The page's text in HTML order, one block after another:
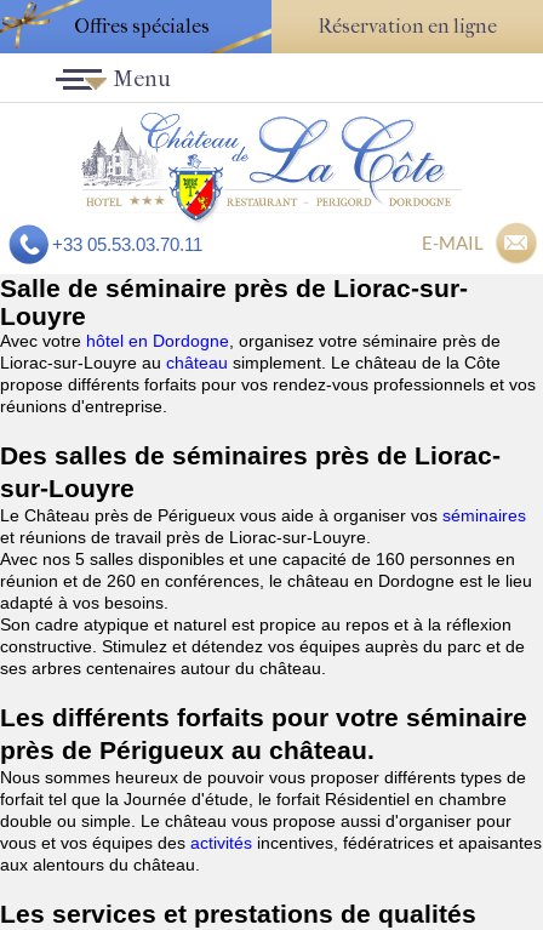
Offres spéciales Réservation en ligne
+33 05.53.03.70.11 E-MAIL
Menu
Salle de séminaire près de Liorac-sur-
Louyre
Avec votre hôtel en Dordogne , organisez votre séminaire près de
Liorac-sur-Louyre au château simplement. Le château de la Côte
propose différents forfaits pour vos rendez-vous professionnels et vos
réunions d'entreprise.
Des salles de séminaires près de Liorac-
sur-Louyre
Le Château près de Périgueux vous aide à organiser vos séminaires
et réunions de travail près de Liorac-sur-Louyre.
Avec nos 5 salles disponibles et une capacité de 160 personnes en
réunion et de 260 en conférences, le château en Dordogne est le lieu
adapté à vos besoins.
Son cadre atypique et naturel est propice au repos et à la réflexion
constructive. Stimulez et détendez vos équipes auprès du parc et de
ses arbres centenaires autour du château.
Les différents forfaits pour votre séminaire
près de Périgueux au château.
Nous sommes heureux de pouvoir vous proposer différents types de
forfait tel que la Journée d'étude, le forfait Résidentiel en chambre
double ou simple. Le château vous propose aussi d'organiser pour
vous et vos équipes des activités incentives, fédératrices et apaisantes
aux alentours du château.
Les services et prestations de qualités